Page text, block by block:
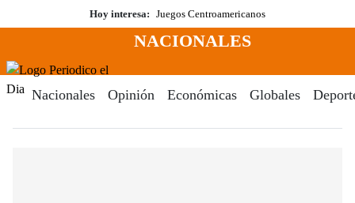
al
Hoy interesa: Juegos Centroamericanos
Menú
NACIONALES
Nacionales Opinión Económicas Globales